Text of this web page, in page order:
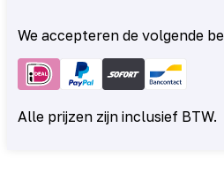
We accepteren de volgende
Alle prijzen zijn inclusief BTW.